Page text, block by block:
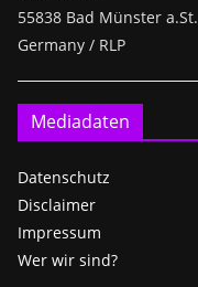
55838 Bad Münster a.St.
Germany / RLP
Mediadaten
Datenschutz
Disclaimer
Impressum
Wer wir sind?